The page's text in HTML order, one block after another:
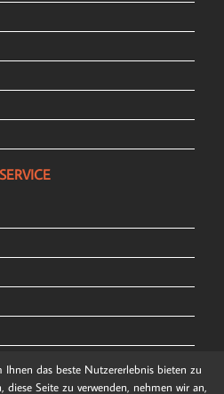
SERVICE
Ihnen das beste Nutzererlebnis bieten zu
diese Seite zu verwenden, nehmen wir an,